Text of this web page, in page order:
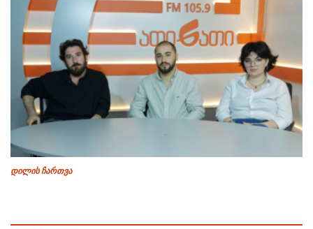
დილის ჩართვა